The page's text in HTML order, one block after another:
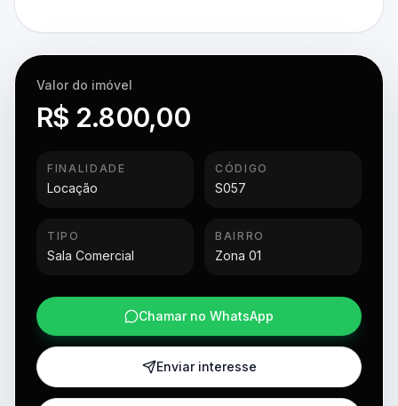
Valor do imóvel
R$ 2.800,00
FINALIDADE
Locação
CÓDIGO
S057
TIPO
Sala Comercial
BAIRRO
Zona 01
Chamar no WhatsApp
Enviar interesse